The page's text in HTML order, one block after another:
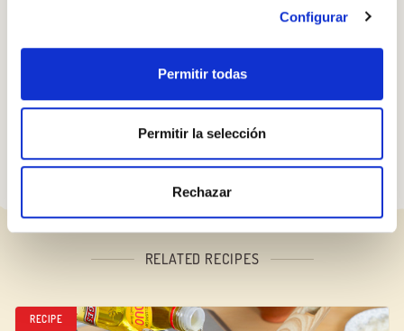
Configurar
Permitir todas
Permitir la selección
Rechazar
RELATED RECIPES
RECIPE